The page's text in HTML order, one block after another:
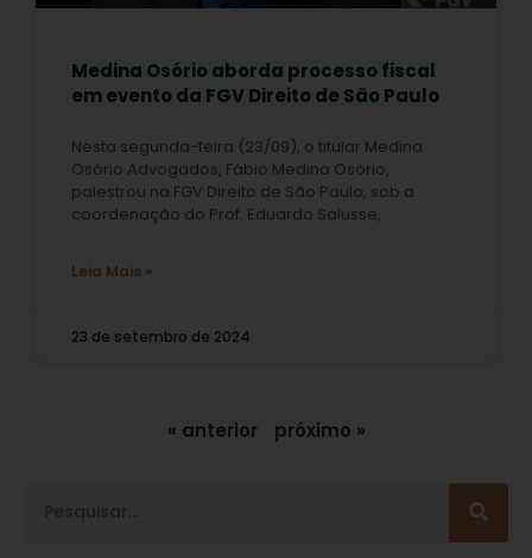
Medina Osório aborda processo fiscal
em evento da FGV Direito de São Paulo
Nesta segunda-feira (23/09), o titular Medina
Osório Advogados, Fábio Medina Osório,
palestrou na FGV Direito de São Paulo, sob a
coordenação do Prof. Eduardo Salusse,
Leia Mais »
23 de setembro de 2024
« anterior próximo »